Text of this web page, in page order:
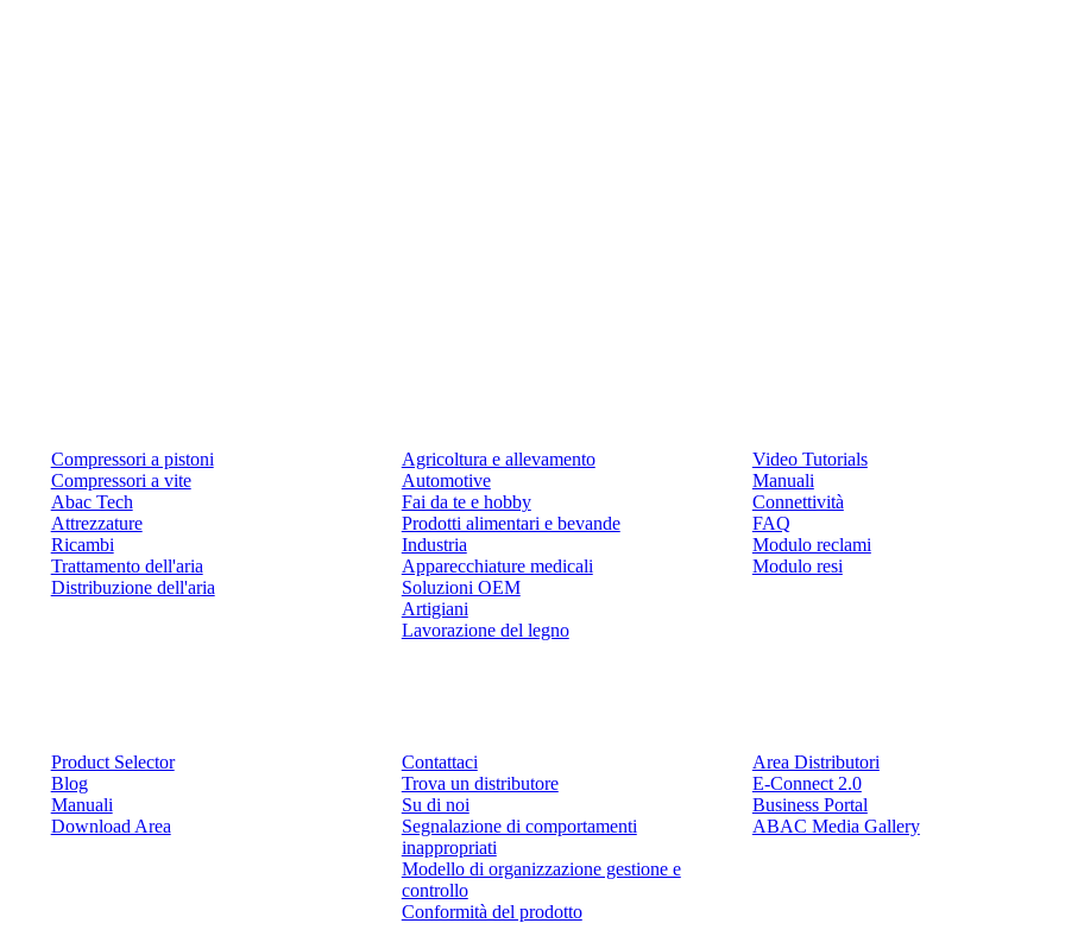
Compressori a pistoni
Compressori a vite
Abac Tech
Attrezzature
Ricambi
Trattamento dell'aria
Distribuzione dell'aria
Agricoltura e allevamento
Automotive
Fai da te e hobby
Prodotti alimentari e bevande
Industria
Apparecchiature medicali
Soluzioni OEM
Artigiani
Lavorazione del legno
Video Tutorials
Manuali
Connettività
FAQ
Modulo reclami
Modulo resi
Product Selector
Blog
Manuali
Download Area
Contattaci
Trova un distributore
Su di noi
Segnalazione di comportamenti
inappropriati
Modello di organizzazione gestione e
controllo
Conformità del prodotto
Area Distributori
E-Connect 2.0
Business Portal
ABAC Media Gallery